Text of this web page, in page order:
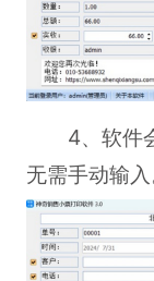
4、软件会
无需手动输入